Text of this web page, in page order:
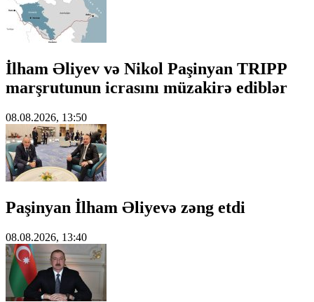
İlham Əliyev və Nikol Paşinyan TRIPP
marşrutunun icrasını müzakirə ediblər
08.08.2026, 13:50
Paşinyan İlham Əliyevə zəng etdi
08.08.2026, 13:40